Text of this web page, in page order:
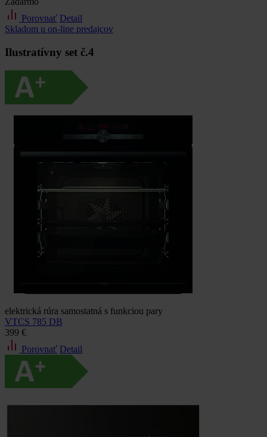
Porovnať Detail
Skladom u on-line predajcov
Ilustratívny set č.4
elektrická rúra samostatná s funkciou pary
VTCS 785 DB
399 €
Porovnať Detail